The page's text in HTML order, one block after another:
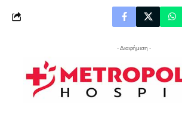
- Διαφήμιση -